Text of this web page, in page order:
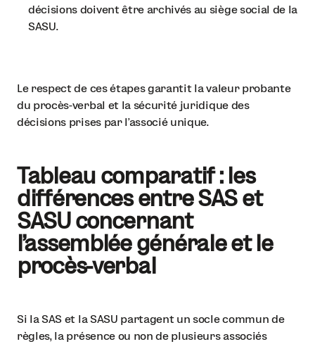
décisions doivent être archivés au siège social de la
SASU.
Le respect de ces étapes garantit la valeur probante
du procès-verbal et la sécurité juridique des
décisions prises par l’associé unique.
Tableau comparatif : les
différences entre SAS et
SASU concernant
l’assemblée générale et le
procès-verbal
Si la SAS et la SASU partagent un socle commun de
règles, la présence ou non de plusieurs associés